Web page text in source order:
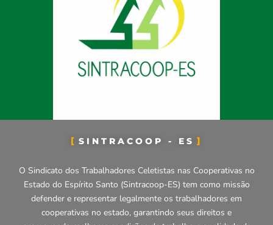
SINTRACOOP - ES
O Sindicato dos Trabalhadores Celetistas nas Cooperativas no
Estado do Espírito Santo (Sintracoop-ES) tem como missão
defender e representar legalmente os trabalhadores em
cooperativas no estado, garantindo seus direitos e